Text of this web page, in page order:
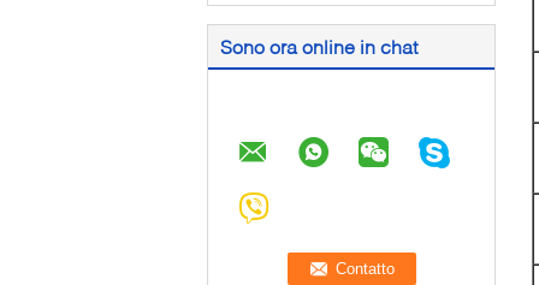
Sono ora online in chat